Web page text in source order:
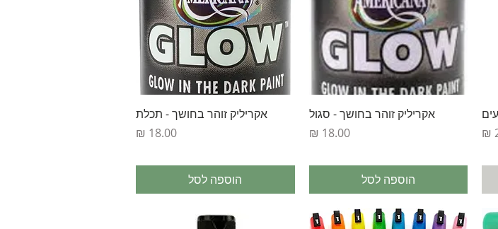
תצוגה מהירה
אקריליק זוהר בחושך - סגול
מחיר‏18.00 ‏₪
הוספה לסל
תצוגה מהירה
אקריליק זוהר בחושך - תכלת
מחיר
הוספה לסל